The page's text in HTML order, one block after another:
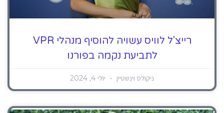
רייצ'ל לוויס עשויה להוסיף מנהלי VPR
לתביעת נקמה בפורנו
ניקולס וינשטיין יולי 4, 2024